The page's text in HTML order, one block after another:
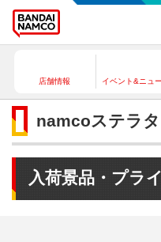
店舗情報 イベント&ニュ
namcoステラ
入荷景品・プラ